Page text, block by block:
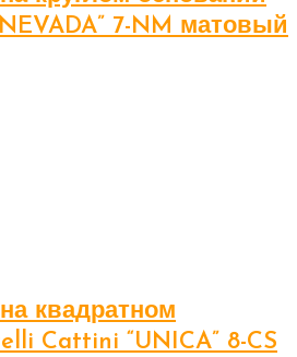
7-NM матовый
квадратном
Cattini “UNICA” 8-CS